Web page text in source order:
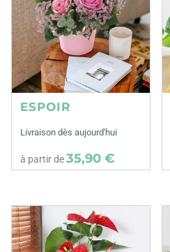
ESPOIR
Livraison dès aujourd'hui
à partir de35,90 €